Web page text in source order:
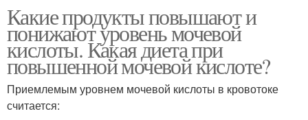
Какие продукты повышают и
понижают уровень мочевой
кислоты. Какая диета при
повышенной мочевой кислоте?
Приемлемым уровнем мочевой кислоты в кровотоке
считается: